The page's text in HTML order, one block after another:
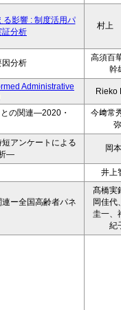
影響 : 制度活用パ
証分析
村上
因分析
高須百
幹
Administrative
Rieko
の関連―2020・
今﨑常
弥
アンケートによる
―
岡
井上
ー全国高齢者パネ
髙橋実
岡佳代
圭一、
紀